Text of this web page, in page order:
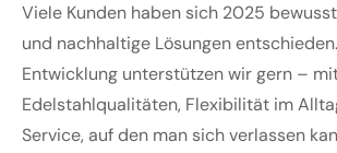
Viele Kunden haben sich 2025
und nachhaltige Lösungen
Entwicklung unterstützen wir gern –
Edelstahlqualitäten, Flexibilität im
Service, auf den man sich verlassen